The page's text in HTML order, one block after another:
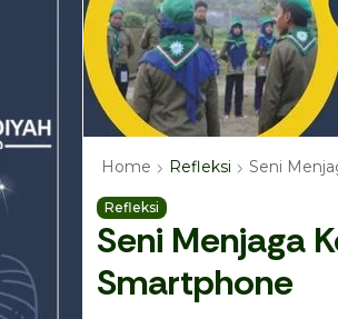
Home Refleksi Seni
Refleksi
Seni Menjaga
Smartphone